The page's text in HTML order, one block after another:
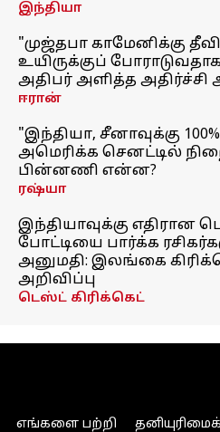
இந்தியா
"முஜ்தபா காமேனிக்கு
உயிருக்குப்
அதிபர் அளித்த அதிர்ச்சி
ஈரான்
"இந்தியா, சீனாவுக்கு
அமெரிக்க செனட்டில்
பின்னணி என்ன?
ரஷ்யா
இந்தியாவுக்கு எதிரான
போட்டியை பார்க்க
அனுமதி: இலங்கை
அறிவிப்பு
டெஸ்ட் கிரிக்கெட்
எங்களை பற்றி